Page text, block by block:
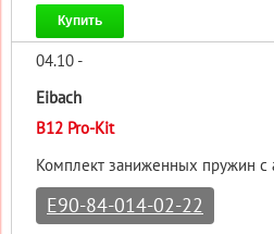
Купить
04.10 -
Eibach
B12 Pro-Kit
Комплект заниженных пружин с
E90-84-014-02-22